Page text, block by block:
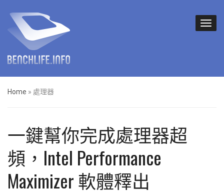
Home » 處理器
一鍵幫你完成處理器超
頻，Intel Performance
Maximizer 軟體釋出